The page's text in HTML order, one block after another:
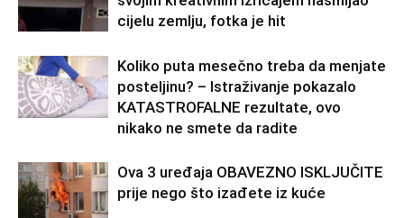
cijelu zemlju, fotka je hit
Koliko puta mesečno treba da menjate
posteljinu? – Istraživanje pokazalo
KATASTROFALNE rezultate, ovo
nikako ne smete da radite
Ova 3 uređaja OBAVEZNO ISKLJUČITE
prije nego što izađete iz kuće